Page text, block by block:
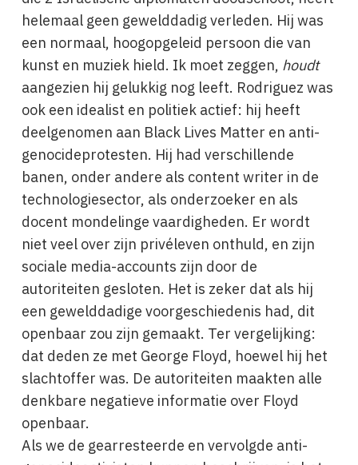
helemaal geen gewelddadig verleden. Hij was
een normaal, hoogopgeleid persoon die van
kunst en muziek hield. Ik moet zeggen, houdt
aangezien hij gelukkig nog leeft. Rodriguez was
ook een idealist en politiek actief: hij heeft
deelgenomen aan Black Lives Matter en anti-
genocideprotesten. Hij had verschillende
banen, onder andere als content writer in de
technologiesector, als onderzoeker en als
docent mondelinge vaardigheden. Er wordt
niet veel over zijn privéleven onthuld, en zijn
sociale media-accounts zijn door de
autoriteiten gesloten. Het is zeker dat als hij
een gewelddadige voorgeschiedenis had, dit
openbaar zou zijn gemaakt. Ter vergelijking:
dat deden ze met George Floyd, hoewel hij het
slachtoffer was. De autoriteiten maakten alle
denkbare negatieve informatie over Floyd
openbaar.
Als we de gearresteerde en vervolgde anti-